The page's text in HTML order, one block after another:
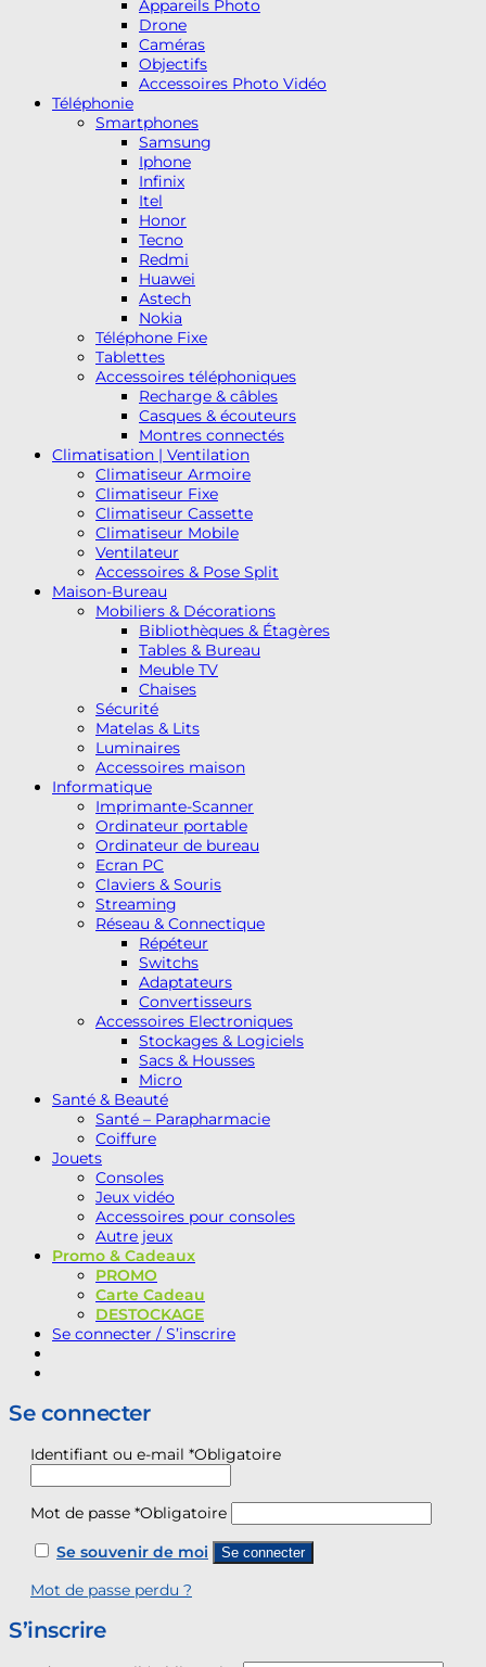
Appareils Photo
Drone
Caméras
Objectifs
Accessoires Photo Vidéo
Téléphonie
Smartphones
Samsung
Iphone
Infinix
Itel
Honor
Tecno
Redmi
Huawei
Astech
Nokia
Téléphone Fixe
Tablettes
Accessoires téléphoniques
Recharge & câbles
Casques & écouteurs
Montres connectés
Climatisation | Ventilation
Climatiseur Armoire
Climatiseur Fixe
Climatiseur Cassette
Climatiseur Mobile
Ventilateur
Accessoires & Pose Split
Maison-Bureau
Mobiliers & Décorations
Bibliothèques & Étagères
Tables & Bureau
Meuble TV
Chaises
Sécurité
Matelas & Lits
Luminaires
Accessoires maison
Informatique
Imprimante-Scanner
Ordinateur portable
Ordinateur de bureau
Ecran PC
Claviers & Souris
Streaming
Réseau & Connectique
Répéteur
Switchs
Adaptateurs
Convertisseurs
Accessoires Electroniques
Stockages & Logiciels
Sacs & Housses
Micro
Santé & Beauté
Santé – Parapharmacie
Coiffure
Jouets
Consoles
Jeux vidéo
Accessoires pour consoles
Autre jeux
Promo & Cadeaux
PROMO
Carte Cadeau
DESTOCKAGE
Se connecter / S’inscrire
Se connecter
Identifiant ou e-mail *Obligatoire
Mot de passe *Obligatoire
Se souvenir de moi Se connecter
Mot de passe perdu ?
S’inscrire